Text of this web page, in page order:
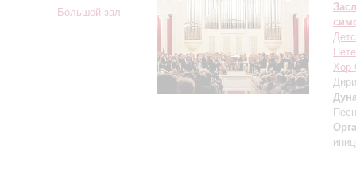
Большой зал
Хор